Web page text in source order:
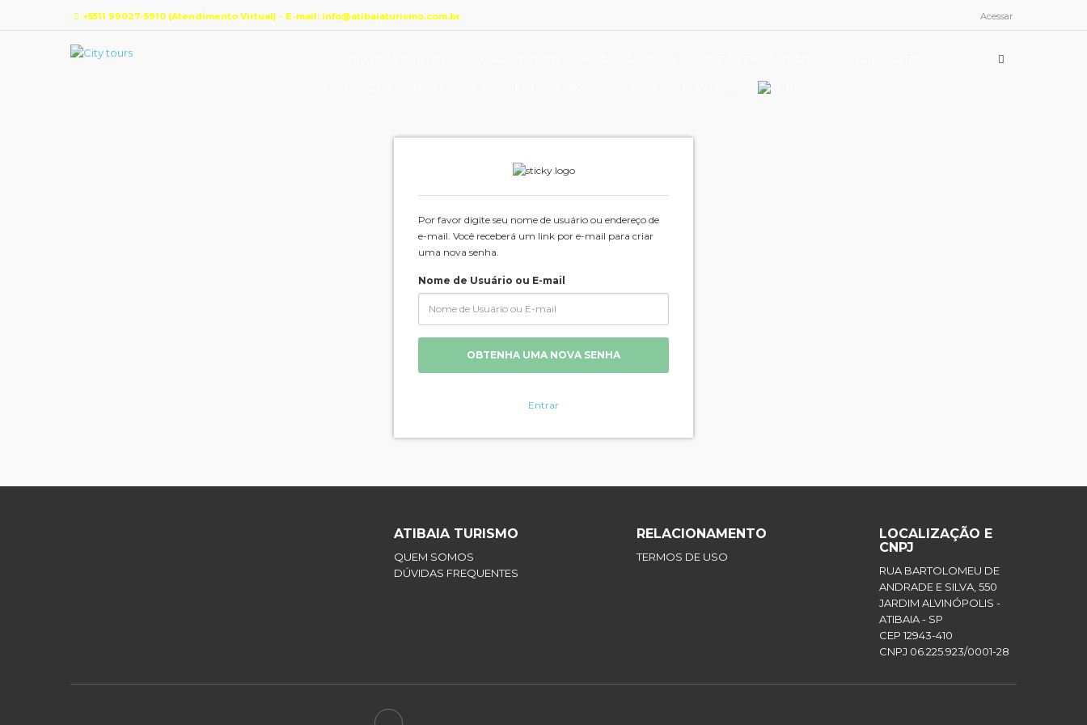
+5511 99027-5910 (Atendimento Virtual) - E-mail: info@atibaiaturismo.com.br Acessar
Por favor digite seu nome de usuário ou endereço de
e-mail. Você receberá um link por e-mail para criar
uma nova senha.
Nome de Usuário ou E-mail
OBTENHA UMA NOVA SENHA
Entrar
ATIBAIA TURISMO
QUEM SOMOS
DÚVIDAS FREQUENTES
RELACIONAMENTO
TERMOS DE USO
LOCALIZAÇÃO E
CNPJ
RUA BARTOLOMEU DE
ANDRADE E SILVA, 550
JARDIM ALVINÓPOLIS -
ATIBAIA - SP
CEP 12943-410
CNPJ 06.225.923/0001-28